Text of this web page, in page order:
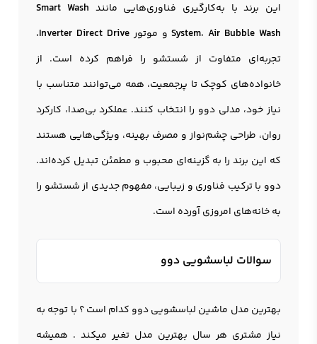
این برند با به‌کارگیری فناوری‌هایی مانند Smart Wash
System،Air Bubble Wash و موتورInverter Direct Drive،
تجربه‌ای متفاوت از شستشو را فراهم کرده است. از
خانواده‌های کوچک تا پرجمعیت، همه می‌توانند متناسب با
نیاز خود، مدلی دوو را انتخاب کنند. عملکرد بی‌صدا، کارکرد
روان، طراحی چشم‌نواز و مصرف بهینه، ویژگی‌هایی هستند
که این برند را به گزینه‌ای محبوب و مطمئن تبدیل کرده‌اند.
دوو با ترکیب فناوری و زیبایی، مفهوم جدیدی از شستشو را
به خانه‌های امروزی آورده است.
سوالات لباسشویی دوو
بهترین مدل ماشین لباسشویی دوو کدام است ؟ با توجه به
نیاز مشتری هر سال بهترین مدل تغیر میکند . همیشه